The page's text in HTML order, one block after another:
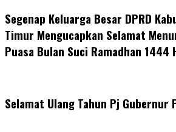
Segenap Keluarga Besar DPRD
Timur Mengucapkan Selamat
Puasa Bulan Suci Ramadhan 1444
Selamat Ulang Tahun Pj Gubernur